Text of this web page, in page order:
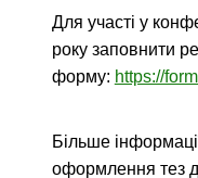
Для участі у
року заповнити
форму: https://
Більше
оформлення тез